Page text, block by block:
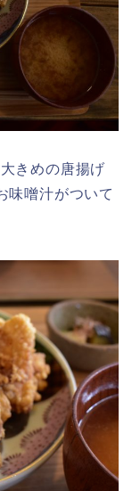
きめの唐揚げ
味噌汁がついて